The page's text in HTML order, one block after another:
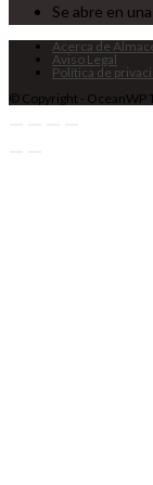
Se abre en
Acerca de
Aviso Legal
Política de
© Copyright - OceanWP